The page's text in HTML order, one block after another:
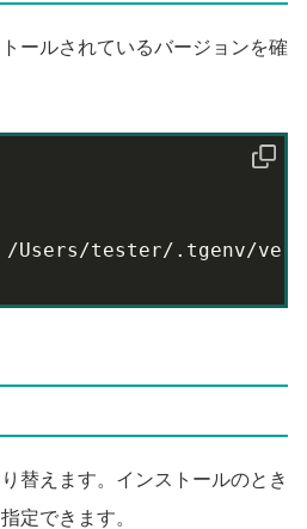
ールされているバージョンを確
替えます。インストールのとき
定できます。